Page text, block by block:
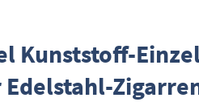
Kunststoff-